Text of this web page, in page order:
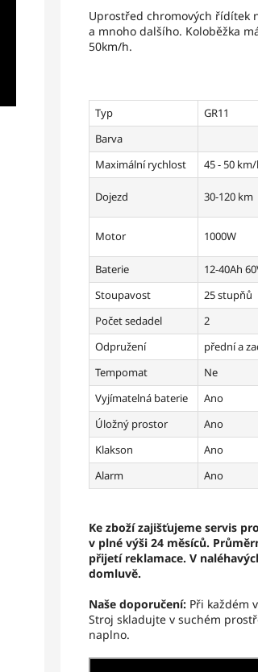
Uprostřed chromových řídítek
a mnoho dalšího. Koloběžka
50km/h.
Typ GR11
Barva
Maximální rychlost
45 - 50
Dojezd 30-120 km
Motor 1000W
Baterie
12-40Ah
Stoupavost
25 stupňů
Počet sedadel
2
Odpružení
přední a
Tempomat
Ne
Vyjímatelná baterie
Ano
Úložný prostor
Ano
Klakson
Ano
Alarm
Ano
Ke zboží zajišťujeme servis
v plné výši 24 měsíců.
přijetí reklamace. V
domluvě.
Naše doporučení: Při každém
Stroj skladujte v suchém
naplno.